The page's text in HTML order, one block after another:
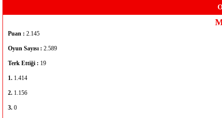
Puan : 2.145
Oyun Sayısı : 2.589
Terk Ettiği : 19
1. 1.414
2. 1.156
3. 0